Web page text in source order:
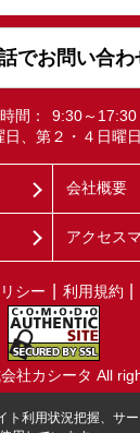
でお問い合わ
間：
9:30～17:30
日、第２・４日曜
会社概要
アクセス
シー 利用規約
社カシータ All
ト利用状況把握、サ